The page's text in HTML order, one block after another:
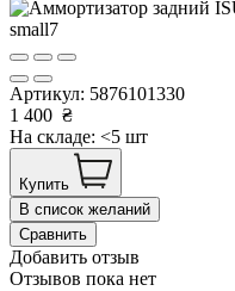
Артикул: 5876101330
1 400 ₴
На складе: <5 шт
Купить
В список желаний
Сравнить
Добавить отзыв
Отзывов пока нет